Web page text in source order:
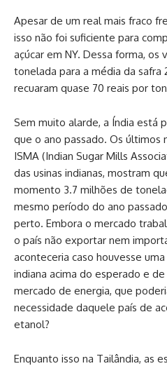
Apesar de um real mais fraco
isso não foi suficiente para
açúcar em NY. Dessa forma, os
tonelada para a média da safra
recuaram quase 70 reais por
Sem muito alarde, a Índia está
que o ano passado. Os últimos
ISMA (Indian Sugar Mills
das usinas indianas, mostram
momento 3.7 milhões de
mesmo período do ano
perto. Embora o mercado
o país não exportar nem
aconteceria caso houvesse
indiana acima do esperado e
mercado de energia, que
necessidade daquele país de
etanol?
Enquanto isso na Tailândia, as